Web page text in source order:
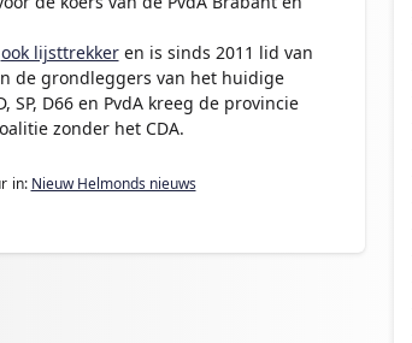
ook lijsttrekkeren is sinds 2011 lid van
de grondleggers van het huidige
SP, D66 en PvdA kreeg de provincie
zonder het CDA.
in: Nieuw Helmonds nieuws